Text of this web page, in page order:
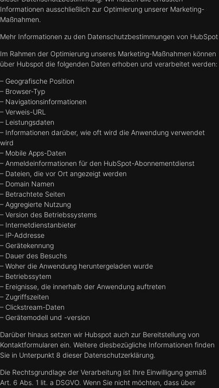
Informationen ausschließlich zur Optimierung unserer Marketing-
Maßnahmen.
Mehr Informationen zu den Datenschutzbestimmungen von HubSpot
Im Rahmen der Optimierung unseres Marketing-Maßnahmen können
über Hubspot die folgenden Daten erhoben und verarbeitet werden:
– Geografische Position
– Browser-Typ
– Navigationsinformationen
– Verweis-URL
– Leistungsdaten
– Informationen darüber, wie oft wird die Anwendung verwendet
wird
– Mobile Apps-Daten
– Anmeldeinformationen für den HubSpot-Abonnementdienst
– Dateien, die vor Ort angezeigt werden
– Domain Namen
– Betrachtete Seiten
– Aggregierte Nutzung
– Version des Betriebssystems
– Internetdienstanbieter
– IP-Addresse
– Gerätekennung
– Dauer des Besuchs
– Woher die Anwendung heruntergeladen wurde
– Betriebssytem
– Ereignisse, die innerhalb der Anwendung auftreten
– Zugriffszeiten
– Clickstream-Daten
– Gerätemodell und -version
Darüber hinaus setzen wir Hubspot auch zur Bereitstellung von
Kontaktformularen ein. Weitere diesbezügliche Informationen finden
Sie in Unterpunkt 8 dieser Datenschutzerklärung.
Die Rechtsgrundlage der Verarbeitung ist Ihre Einwilligung gemäß
Art. 6 Abs. 1 lit. a DSGVO. Wenn Sie nicht möchten, dass über